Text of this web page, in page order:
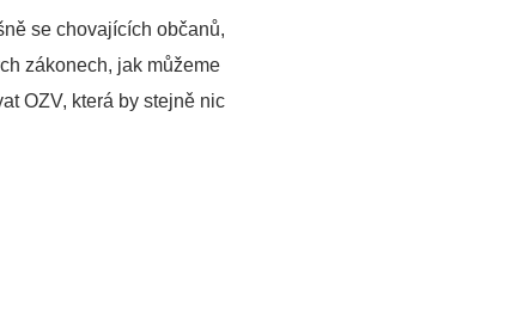
se chovajících občanů,
zákonech, jak můžeme
OZV, která by stejně nic